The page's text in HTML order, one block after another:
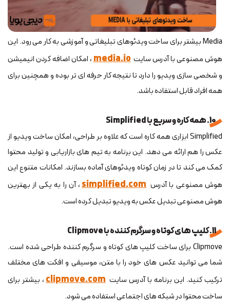
Media بیشتر برای ساخت ویدئوهای تبلیغاتی و آموزشی به کار می رود. این
هوش مصنوعی با آدرس سایت media.io، امکان اضافه کردن انیمیشن
و شخصی سازی ویدیو را دارد تا نتیجه کار حرفه ای تر بوده و همچنین برای
همه افراد قابل استفاده باشد.
10. همه کاره و سریع با Simplified
Simplified ابزاری همه کاره است که علاوه بر طراحی، امکان ساخت ویدیو از
عکس را هم ارائه می دهد. این برنامه به تیم های بازاریابی و تولید محتوا
کمک می کند تا در زمان کوتاه ویدئوهای آماده بسازند. امکانات متنوع این
هوش مصنوعی با آدرس simplified.com، آن را به یکی از بهترین
هوش مصنوعی تبدیل عکس به ویدیو تبدیل کرده است.
11. کلیپ های کوتاه و سرگرم کننده با Clipmove
Clipmove برای ساخت کلیپ های کوتاه و سرگرم کننده طراحی شده است.
شما می توانید عکس های خود را با متن، موسیقی و افکت های مختلف
ترکیب کنید. این برنامه با آدرس سایت clipmove.com، بیشتر برای
ساخت محتوا در شبکه های اجتماعی استفاده می شود.